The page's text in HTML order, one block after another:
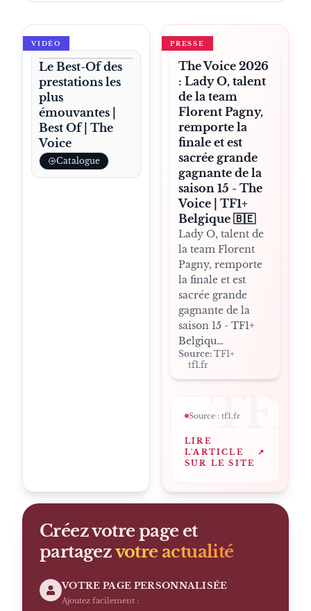
VIDÉO
Le Best-Of des
prestations les
plus
émouvantes |
Best Of | The
Voice
Catalogue
PRESSE
The Voice 2026
: Lady O, talent
de la team
Florent Pagny,
remporte la
finale et est
sacrée grande
gagnante de la
saison 15 - The
Voice | TF1+
Belgique 🇧🇪
Lady O, talent de
la team Florent
Pagny, remporte
la finale et est
sacrée grande
gagnante de la
saison 15 - TF1+
Belgiqu…
Source: TF1+
tf1.fr
TF1
Source : tf1.fr
LIRE
L'ARTICLE
SUR LE SITE
↗
Créez votre page et
partagezvotre actualité
VOTRE PAGE PERSONNALISÉE
Ajoutez facilement :